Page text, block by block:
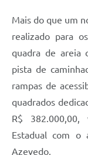
Mais do que um
realizado para
quadra de areia
pista de
rampas de
quadrados
R$
Estadual com o
Azevedo.